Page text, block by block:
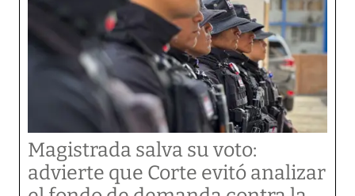
Magistrada salva su voto:
advierte que Corte evitó analizar